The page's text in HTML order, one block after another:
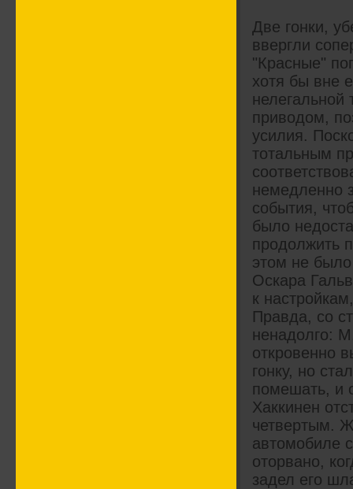
Две гонки,
ввергли
"Красные"
хотя бы вне
приводом,
усилия.
тотальным
немедленно
события,
было
продолжить
этом не
Оскара
к
Правда, со
ненадолго:
откровенно
гонку, но
помешать, и
Хаккинен
четвертым.
автомобиле
оторвано,
задел его